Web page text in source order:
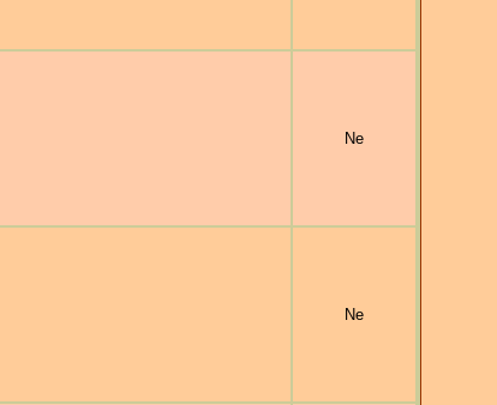
Ne
Ne